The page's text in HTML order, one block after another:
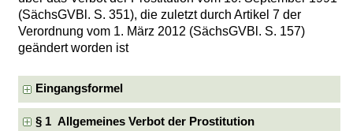
(SächsGVBl. S. 351), die zuletzt durch Artikel 7 der
Verordnung vom 1. März 2012 (SächsGVBl. S. 157)
geändert worden ist
Eingangsformel
§ 1 Allgemeines Verbot der Prostitution